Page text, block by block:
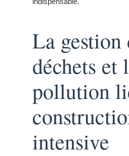
La gestion
déchets et
pollution
intensive